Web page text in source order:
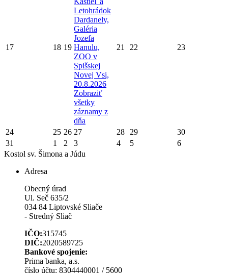
17 18 19
Letohrádok
Dardanely,
Galéria
Jozefa
Hanulu,
ZOO v
Spišskej
Novej Vsi,
20.8.2026
Zobraziť
všetky
záznamy z
dňa
21 22 23
24 25 26 27 28 29
30
31
1 2 3 4 5
6
Kostol sv. Šimona a Júdu
Adresa
Obecný úrad
Ul. Seč 635/2
034 84 Liptovské Sliače
- Stredný Sliač
IČO:315745
DIČ:2020589725
Bankové spojenie:
Prima banka, a.s.
číslo účtu: 8304440001 / 5600